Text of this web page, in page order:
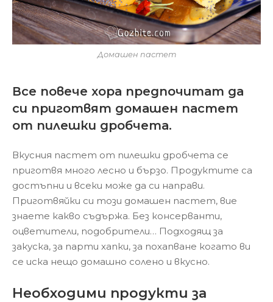
Домашен пастет
Все повече хора предпочитат да
си приготвят домашен пастет
от пилешки дробчета.
Вкусния пастет от пилешки дробчета се
приготвя много лесно и бързо. Продуктите са
достъпни и всеки може да си направи.
Приготвяйки си този домашен пастет, вие
знаете какво съдържа. Без консерванти,
оцветители, подобрители… Подходящ за
закуска, за парти хапки, за похапване когато ви
се иска нещо домашно солено и вкусно.
Необходими продукти за